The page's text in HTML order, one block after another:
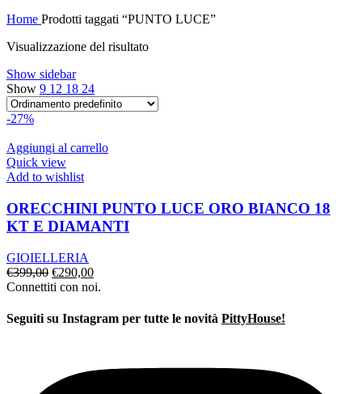
originaleattuale
Home Prodotti taggati “PUNTO LUCE”
Visualizzazione del risultato
Show sidebar
Show 9 12 18 24
-27%
Aggiungi al carrello
Quick view
Add to wishlist
ORECCHINI PUNTO LUCE ORO BIANCO 18
KT E DIAMANTI
GIOIELLERIA
€399,00 Il
prezzo
era:
€399,00.
€290,00Il
prezzo
è:
€290,00.
Connettiti con noi.
Seguiti su Instagram per tutte le novità PittyHouse!